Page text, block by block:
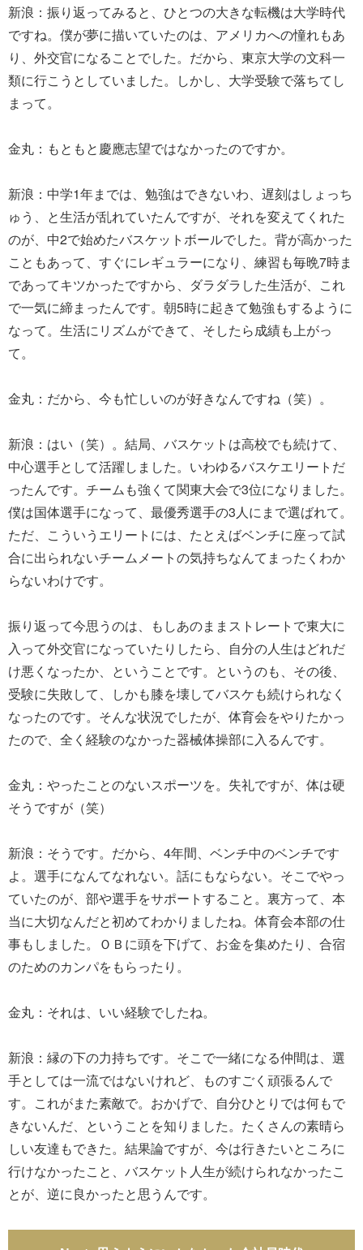
新浪：振り返ってみると、ひとつの大きな転機は大学時代
ですね。僕が夢に描いていたのは、アメリカへの憧れもあ
り、外交官になることでした。だから、東京大学の文科一
類に行こうとしていました。しかし、大学受験で落ちてし
まって。
金丸：もともと慶應志望ではなかったのですか。
新浪：中学1年までは、勉強はできないわ、遅刻はしょっち
ゅう、と生活が乱れていたんですが、それを変えてくれた
のが、中2で始めたバスケットボールでした。背が高かった
こともあって、すぐにレギュラーになり、練習も毎晩7時ま
であってキツかったですから、ダラダラした生活が、これ
で一気に締まったんです。朝5時に起きて勉強もするように
なって。生活にリズムができて、そしたら成績も上がっ
て。
金丸：だから、今も忙しいのが好きなんですね（笑）。
新浪：はい（笑）。結局、バスケットは高校でも続けて、
中心選手として活躍しました。いわゆるバスケエリートだ
ったんです。チームも強くて関東大会で3位になりました。
僕は国体選手になって、最優秀選手の3人にまで選ばれて。
ただ、こういうエリートには、たとえばベンチに座って試
合に出られないチームメートの気持ちなんてまったくわか
らないわけです。
振り返って今思うのは、もしあのままストレートで東大に
入って外交官になっていたりしたら、自分の人生はどれだ
け悪くなったか、ということです。というのも、その後、
受験に失敗して、しかも膝を壊してバスケも続けられなく
なったのです。そんな状況でしたが、体育会をやりたかっ
たので、全く経験のなかった器械体操部に入るんです。
金丸：やったことのないスポーツを。失礼ですが、体は硬
そうですが（笑）
新浪：そうです。だから、4年間、ベンチ中のベンチです
よ。選手になんてなれない。話にもならない。そこでやっ
ていたのが、部や選手をサポートすること。裏方って、本
当に大切なんだと初めてわかりましたね。体育会本部の仕
事もしました。ＯＢに頭を下げて、お金を集めたり、合宿
のためのカンパをもらったり。
金丸：それは、いい経験でしたね。
新浪：縁の下の力持ちです。そこで一緒になる仲間は、選
手としては一流ではないけれど、ものすごく頑張るんで
す。これがまた素敵で。おかげで、自分ひとりでは何もで
きないんだ、ということを知りました。たくさんの素晴ら
しい友達もできた。結果論ですが、今は行きたいところに
行けなかったこと、バスケット人生が続けられなかったこ
とが、逆に良かったと思うんです。